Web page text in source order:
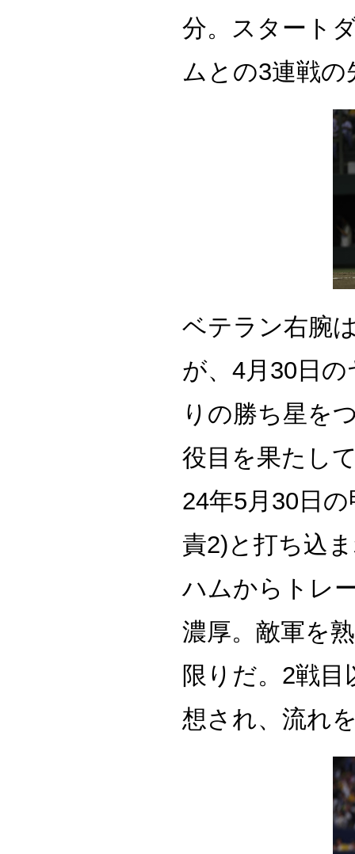
分。スタート
ムとの3連戦の
ベテラン右腕
が、4月30日
りの勝ち星を
役目を果たし
24年5月30日
責2)と打ち込
ハムからトレ
濃厚。敵軍を
限りだ。2戦
想され、流れ